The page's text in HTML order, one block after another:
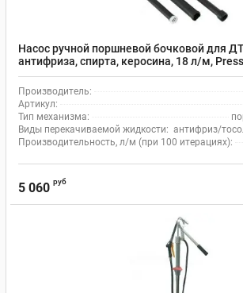
Насос ручной поршневой бочковой для
антифриза, спирта, керосина, 18 л/м,
сталь
Производитель:
Артикул:
Тип механизма:
Виды перекачиваемой жидкости: антифриз/
Производительность, л/м (при 100 итерациях):
5 060 руб